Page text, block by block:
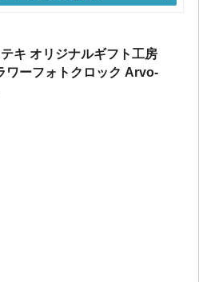
キ オリジナルギフト工房
ワーフォトクロック Arvo-